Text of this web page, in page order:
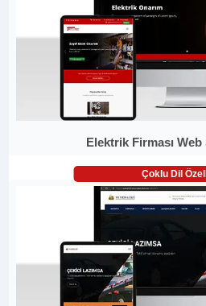
Elektrik Firması
Çoklu Dil